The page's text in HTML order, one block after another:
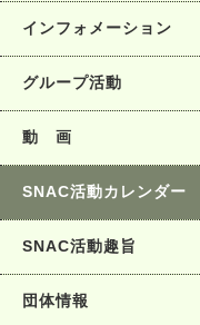
インフォメーション
グループ活動
動 画
SNAC活動カレンダー
SNAC活動趣旨
団体情報